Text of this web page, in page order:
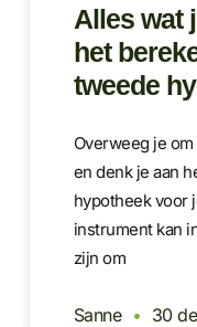
Alles wat
het
tweede
Overweeg je
en denk je aan
hypotheek voor
instrument kan
zijn om
Sanne 30